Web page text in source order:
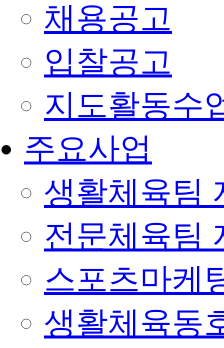
채용공고
입찰공고
지도활동수
주요사업
생활체육팀
전문체육팀
스포츠마케
생활체육동